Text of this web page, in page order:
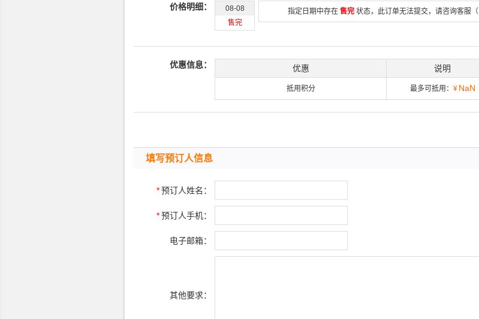
价格明细：
08-08
售完
指定日期中存在 售完 状态，此订单无法提交，请咨询客服（
优惠信息： 优惠 说明
抵用积分 最多可抵用： ¥ NaN
填写预订人信息
*预订人姓名：
*预订人手机：
电子邮箱：
其他要求：